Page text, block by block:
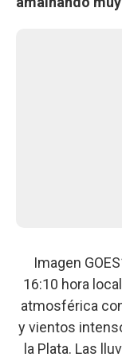
Imagen
16:10 hora
atmosférica
y vientos
la Plata. Las